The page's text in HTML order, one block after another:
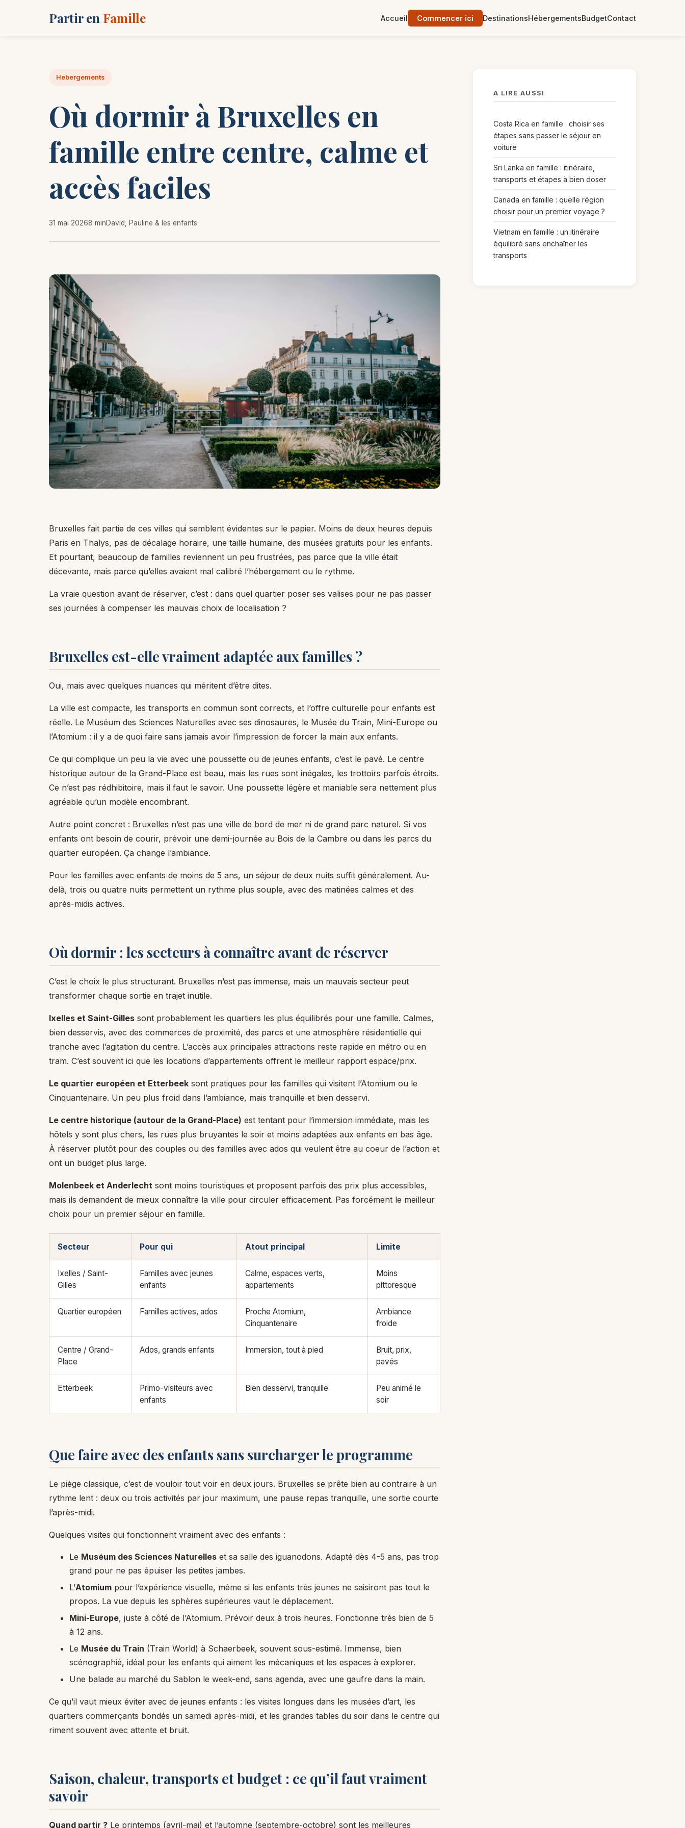
Partir en Famille Accueil Commencer ici DestinationsHébergementsBudgetContact
Hebergements
Où dormir à Bruxelles en
famille entre centre, calme et
accès faciles
31 mai 20268 minDavid, Pauline & les enfants
Bruxelles fait partie de ces villes qui semblent évidentes sur le papier. Moins de deux heures depuis
Paris en Thalys, pas de décalage horaire, une taille humaine, des musées gratuits pour les enfants.
Et pourtant, beaucoup de familles reviennent un peu frustrées, pas parce que la ville était
décevante, mais parce qu’elles avaient mal calibré l’hébergement ou le rythme.
La vraie question avant de réserver, c’est : dans quel quartier poser ses valises pour ne pas passer
ses journées à compenser les mauvais choix de localisation ?
Bruxelles est-elle vraiment adaptée aux familles ?
Oui, mais avec quelques nuances qui méritent d’être dites.
La ville est compacte, les transports en commun sont corrects, et l’offre culturelle pour enfants est
réelle. Le Muséum des Sciences Naturelles avec ses dinosaures, le Musée du Train, Mini-Europe ou
l’Atomium : il y a de quoi faire sans jamais avoir l’impression de forcer la main aux enfants.
Ce qui complique un peu la vie avec une poussette ou de jeunes enfants, c’est le pavé. Le centre
historique autour de la Grand-Place est beau, mais les rues sont inégales, les trottoirs parfois étroits.
Ce n’est pas rédhibitoire, mais il faut le savoir. Une poussette légère et maniable sera nettement plus
agréable qu’un modèle encombrant.
Autre point concret : Bruxelles n’est pas une ville de bord de mer ni de grand parc naturel. Si vos
enfants ont besoin de courir, prévoir une demi-journée au Bois de la Cambre ou dans les parcs du
quartier européen. Ça change l’ambiance.
Pour les familles avec enfants de moins de 5 ans, un séjour de deux nuits suffit généralement. Au-
delà, trois ou quatre nuits permettent un rythme plus souple, avec des matinées calmes et des
après-midis actives.
Où dormir : les secteurs à connaître avant de réserver
C’est le choix le plus structurant. Bruxelles n’est pas immense, mais un mauvais secteur peut
transformer chaque sortie en trajet inutile.
Ixelles et Saint-Gilles sont probablement les quartiers les plus équilibrés pour une famille. Calmes,
bien desservis, avec des commerces de proximité, des parcs et une atmosphère résidentielle qui
tranche avec l’agitation du centre. L’accès aux principales attractions reste rapide en métro ou en
tram. C’est souvent ici que les locations d’appartements offrent le meilleur rapport espace/prix.
Le quartier européen et Etterbeek sont pratiques pour les familles qui visitent l’Atomium ou le
Cinquantenaire. Un peu plus froid dans l’ambiance, mais tranquille et bien desservi.
Le centre historique (autour de la Grand-Place) est tentant pour l’immersion immédiate, mais les
hôtels y sont plus chers, les rues plus bruyantes le soir et moins adaptées aux enfants en bas âge.
À réserver plutôt pour des couples ou des familles avec ados qui veulent être au coeur de l’action et
ont un budget plus large.
Molenbeek et Anderlecht sont moins touristiques et proposent parfois des prix plus accessibles,
mais ils demandent de mieux connaître la ville pour circuler efficacement. Pas forcément le meilleur
choix pour un premier séjour en famille.
Secteur Pour qui Atout principal Limite
Ixelles / Saint-
Gilles
Familles avec jeunes
enfants
Calme, espaces verts,
appartements
Moins
pittoresque
Quartier européen Familles actives, ados
Proche Atomium,
Cinquantenaire
Ambiance
froide
Centre / Grand-
Place
Ados, grands enfants Immersion, tout à pied
Bruit, prix,
pavés
Etterbeek
Primo-visiteurs avec
enfants
Bien desservi, tranquille
Peu animé le
soir
Que faire avec des enfants sans surcharger le programme
Le piège classique, c’est de vouloir tout voir en deux jours. Bruxelles se prête bien au contraire à un
rythme lent : deux ou trois activités par jour maximum, une pause repas tranquille, une sortie courte
l’après-midi.
Quelques visites qui fonctionnent vraiment avec des enfants :
Le Muséum des Sciences Naturelles et sa salle des iguanodons. Adapté dès 4-5 ans, pas trop
grand pour ne pas épuiser les petites jambes.
L’Atomium pour l’expérience visuelle, même si les enfants très jeunes ne saisiront pas tout le
propos. La vue depuis les sphères supérieures vaut le déplacement.
Mini-Europe, juste à côté de l’Atomium. Prévoir deux à trois heures. Fonctionne très bien de 5
à 12 ans.
Le Musée du Train (Train World) à Schaerbeek, souvent sous-estimé. Immense, bien
scénographié, idéal pour les enfants qui aiment les mécaniques et les espaces à explorer.
Une balade au marché du Sablon le week-end, sans agenda, avec une gaufre dans la main.
Ce qu’il vaut mieux éviter avec de jeunes enfants : les visites longues dans les musées d’art, les
quartiers commerçants bondés un samedi après-midi, et les grandes tables du soir dans le centre qui
riment souvent avec attente et bruit.
Saison, chaleur, transports et budget : ce qu’il faut vraiment
savoir
Quand partir ? Le printemps (avril-mai) et l’automne (septembre-octobre) sont les meilleures
A LIRE AUSSI
Costa Rica en famille : choisir ses
étapes sans passer le séjour en
voiture
Sri Lanka en famille : itinéraire,
transports et étapes à bien doser
Canada en famille : quelle région
choisir pour un premier voyage ?
Vietnam en famille : un itinéraire
équilibré sans enchaîner les
transports